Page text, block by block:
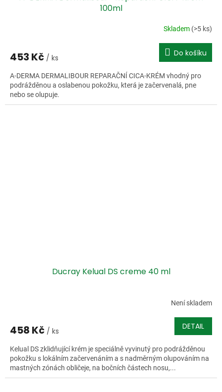
100ml
Skladem (>5 ks)
453 Kč / ks Do košíku
A-DERMA DERMALIBOUR REPARAČNÍ CICA-KRÉM vhodný pro
podrážděnou a oslabenou pokožku, která je začervenalá, pne
nebo se olupuje.
Ducray Kelual DS creme 40 ml
Není skladem
458 Kč / ks DETAIL
Kelual DS zklidňující krém je speciálně vyvinutý pro podrážděnou
pokožku s lokálním začervenáním a s nadměrným olupováním na
mastných zónách obličeje, na bočních částech nosu,...